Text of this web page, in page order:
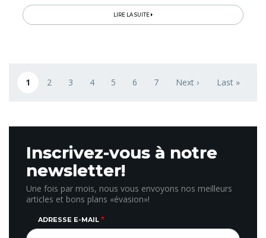
LIRE LA SUITE
Page courante
1 Page
2 Page
3 Page
4 Page
5 Page
6 Page
7 Next page
Next › Last page
Last »
Inscrivez-vous à notre
newsletter!
Une fois par mois, nous vous envoyons nos meilleurs
articles et bons plans «évasion»!
ADRESSE E-MAIL